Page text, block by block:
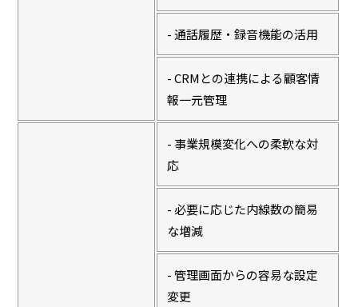
- 通話履歴・録音機能の活用
- CRMとの連携による顧客情
報一元管理
- 事業規模変化への柔軟な対
応
- 必要に応じた内線数の簡易
な増減
- 管理画面からの容易な設定
変更